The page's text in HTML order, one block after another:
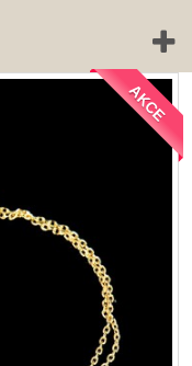
AKCE